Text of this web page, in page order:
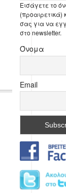
Εισάγετε το
(προαιρετικά)
σας για να
στο newsletter.
Όνομα
Email